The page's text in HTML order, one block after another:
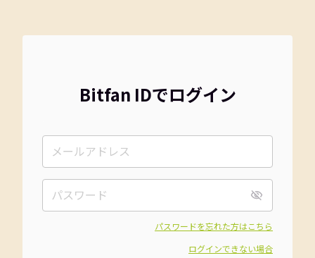
Bitfan IDでログイン
パスワードを忘れた方はこちら
ログインできない場合